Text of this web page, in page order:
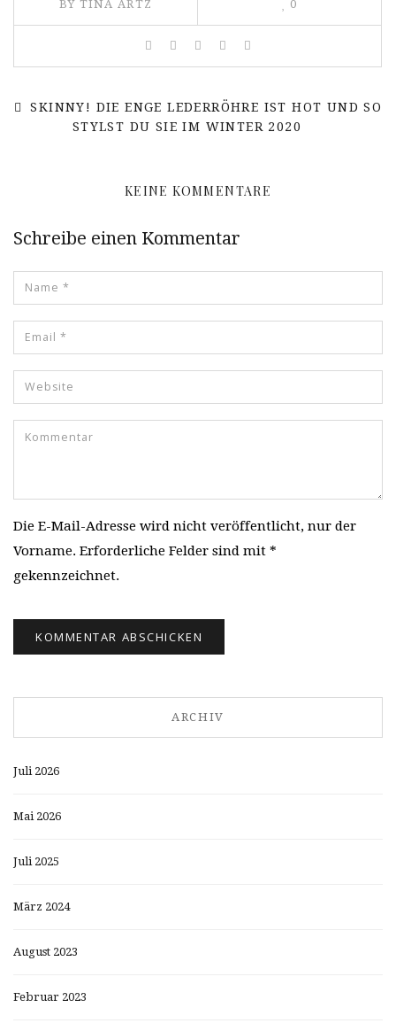
BY TINA ARTZ 0
SKINNY! DIE ENGE LEDERRÖHRE IST HOT UND SO
STYLST DU SIE IM WINTER 2020
KEINE KOMMENTARE
Schreibe einen Kommentar
Die E-Mail-Adresse wird nicht veröffentlicht, nur der
Vorname. Erforderliche Felder sind mit *
gekennzeichnet.
ARCHIV
Juli 2026
Mai 2026
Juli 2025
März 2024
August 2023
Februar 2023